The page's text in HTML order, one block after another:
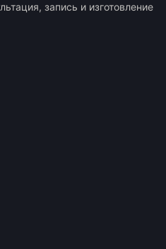
запись и изготовление